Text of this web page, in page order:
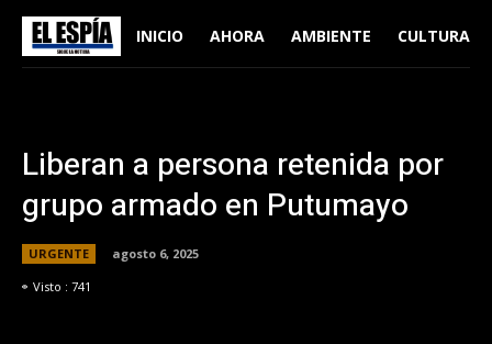
INICIO AHORA AMBIENTE CULTURA
Liberan a persona retenida por
grupo armado en Putumayo
URGENTE
agosto 6, 2025
Visto : 741